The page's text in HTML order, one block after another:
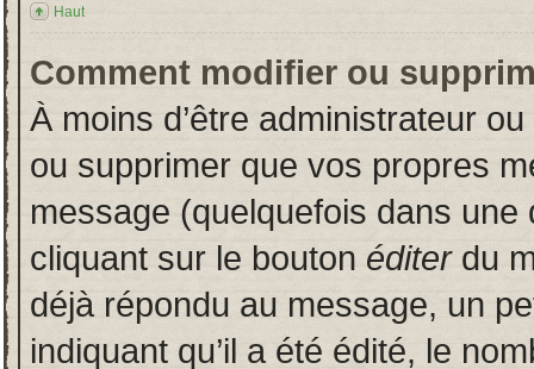
Haut
Comment modifier ou
À moins d’être administrateur
ou supprimer que vos propres
message (quelquefois dans
cliquant sur le bouton éditerdu
déjà répondu au message, un
indiquant qu’il a été édité, le